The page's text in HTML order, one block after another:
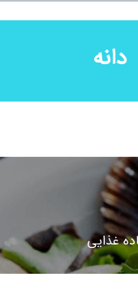
دانه
غذایی